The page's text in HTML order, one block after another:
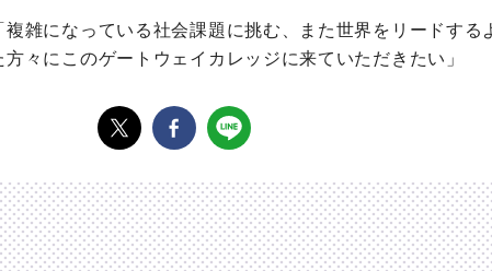
雑になっている社会課題に挑む、また世界をリードする
々にこのゲートウェイカレッジに来ていただきたい」